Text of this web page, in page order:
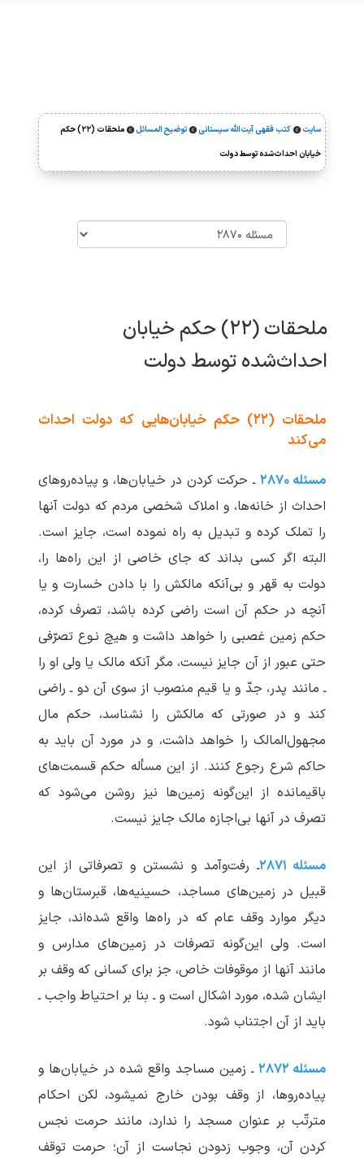
سایت  کتب فقهی آیت‌الله سیستانی  توضیح المسائل 
ملحقات (۲۲) حکم
خیابان احداث‌شده توسط دولت
ملحقات (۲۲) حکم خیابان
احداث‌شده توسط دولت
ملحقات (۲۲) حکم خیابان‌هایی که دولت احداث
می‌کند
مسئله ۲۸۷۰
ـ حرکت کردن در خیابان‌ها، و پیاده‌روهای
احداث از خانه‌ها، و املاک شخصی مردم که دولت آنها
را تملک کرده و تبدیل به راه نموده است، جایز است.
البته اگر کسی بداند که جای خاصی از این راه‌ها را،
دولت به قهر و بی‌آنکه مالکش را با دادن خسارت و یا
آنچه در حکم آن است راضی کرده باشد، تصرف کرده،
حکم زمین غصبی را خواهد داشت و هیچ نـوع تصرّفی
حتی عبور از آن جایز نیست، مگر آنکه مالک یا ولی او را
ـ مانند پدر، جدّ و یا قیم منصوب از سوی آن دو ـ راضی
کند و در صورتی که مالکش را نشناسد، حکم مال
مجهول‌المالک را خواهد داشت، و در مورد آن باید به
حاکم شرع رجوع کنند. از این مسأله حکم قسمت‌های
باقیمانده از این‌گونه زمین‌ها نیز روشن می‌شود که
تصرف در آنها بی‌اجازه مالک جایز نیست.
مسئله ۲۸۷۱
ـ رفت‌وآمد و نشستن و تصرفاتی از این
قبیل در زمین‌های مساجد، حسینیه‌ها، قبرستان‌ها و
دیگر موارد وقف عام که در راه‌ها واقع شده‌اند، جایز
است. ولی این‌گونه تصرفات در زمین‌های مدارس و
مانند آنها از موقوفات خاص، جز برای کسانی که وقف بر
ایشان شده، مورد اشکال است و ـ بنا بر احتیاط واجب ـ
باید از آن اجتناب شود.
مسئله ۲۸۷۲
ـ زمین مساجد واقع شده در خیابان‌ها و
پیاده‌روها، از وقف بودن خارج نمی‏شود، لکن احکام
مترتّب بر عنوان مسجد را ندارد، مانند حرمت نجس
کردن آن، وجوب زدودن نجاست از آن؛ حرمت توقف